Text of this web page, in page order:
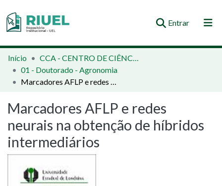
Entrar(current)
Orientações e Normas
Comunidades e Coleções
Estatísticas
Início
CCA - CENTRO DE CIÊNCIAS AGRÁRIAS
01 - Doutorado - Agronomia
Marcadores AFLP e redes neurais na obtenção de híbridos intermediários
Marcadores AFLP e redes
neurais na obtenção de híbridos
intermediários